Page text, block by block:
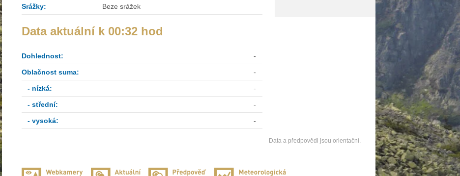
Srážky: Beze srážek
Data aktuální k 00:32 hod
Dohlednost: -
Oblačnost suma: -
- nízká: -
- střední: -
- vysoká: -
Data a předpovědi jsou orientační.